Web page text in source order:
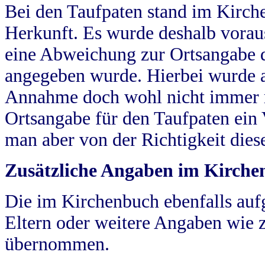
Bei den Taufpaten stand im
Herkunft. Es wurde deshalb
eine Abweichung zur
angegeben wurde. Hierbei wurde
Annahme doch wohl nicht
Ortsangabe für den Taufpaten
man aber von der Richtigkeit
Zusätzliche Angaben im
Die im Kirchenbuch ebenfalls
Eltern oder weitere Angaben wie
übernommen.